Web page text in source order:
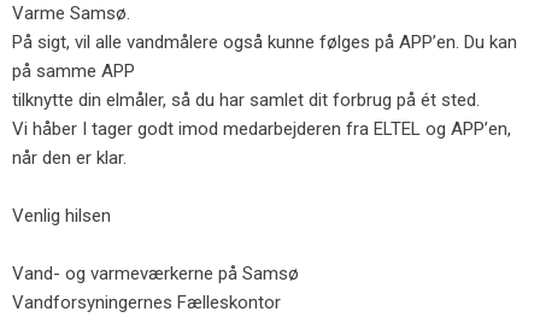
Varme Samsø.
På sigt, vil alle vandmålere også kunne følges på APP’en. Du kan
på samme APP
tilknytte din elmåler, så du har samlet dit forbrug på ét sted.
Vi håber I tager godt imod medarbejderen fra ELTEL og APP’en,
når den er klar.
Venlig hilsen
Vand- og varmeværkerne på Samsø
Vandforsyningernes Fælleskontor